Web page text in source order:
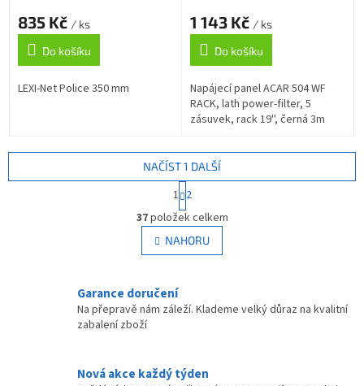
835 Kč / ks
Do košíku
LEXI-Net Police 350 mm
1 143 Kč / ks
Do košíku
Napájecí panel ACAR 504 WF
RACK, lath power-filter, 5
zásuvek, rack 19'', černá 3m
O
v
l
á
c
í
v
k
NAČÍST 1 DALŠÍ
S
t
r
á
n
k
n
1 2
37položek celkem
NAHORU
Garance doručení
Na přepravě nám záleží. Klademe velký důraz na kvalitní
zabalení zboží
Nová akce každý týden